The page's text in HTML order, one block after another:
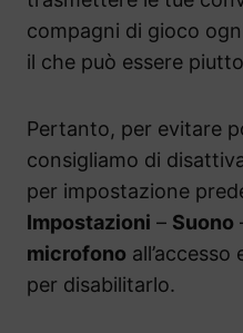
compagni di gioco
il che può essere
Pertanto, per evitare
consigliamo di
per impostazione
Impostazioni – Suono
microfono
per disabilitarlo.